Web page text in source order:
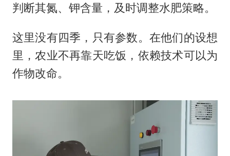
判断其氮、钾含量，及时调整水肥策略。
这里没有四季，只有参数。在他们的设想
里，农业不再靠天吃饭，依赖技术可以为
作物改命。